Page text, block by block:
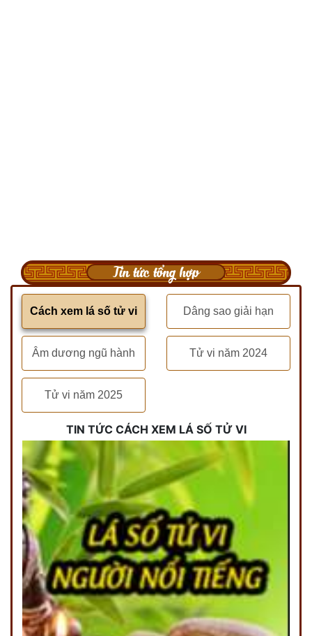
Tin tức tổng hợp
Cách xem lá số tử vi Dâng sao giải hạn
Âm dương ngũ hành Tử vi năm 2024
Tử vi năm 2025
TIN TỨC CÁCH XEM LÁ SỐ TỬ VI